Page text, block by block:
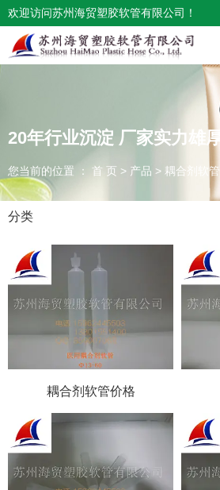
欢迎访问苏州海贸塑胶软管有限公司！
20年行业沉淀 厂家实力雄厚
您当前的位置 ： 首 页 > 产品 > 耦合剂软管
分类
耦合剂软管价格